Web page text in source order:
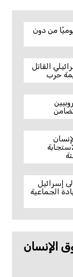
عملتُ 14 ساعة يوميًا من دون
القاتل
حرب
إسرائيل
الجماعية
الإنسان